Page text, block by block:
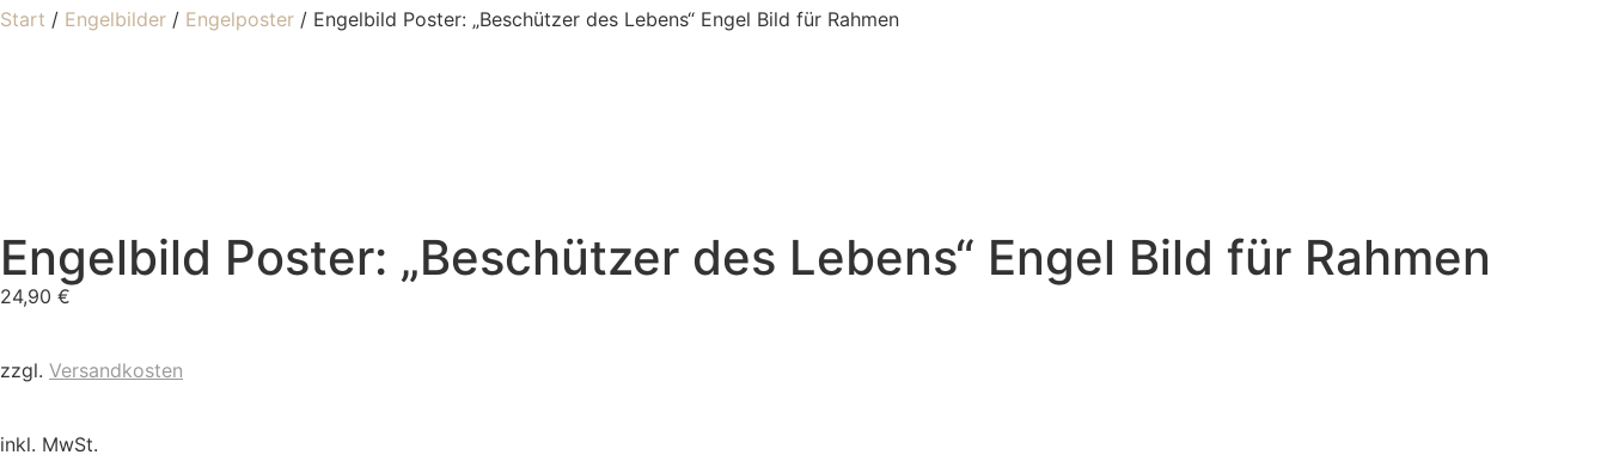
Start / Engelbilder / Engelposter / Engelbild Poster: „Beschützer des Lebens“ Engel Bild für Rahmen
Engelbild Poster: „Beschützer des Lebens“ Engel Bild für Rahmen
24,90 €
zzgl. Versandkosten
inkl. MwSt.